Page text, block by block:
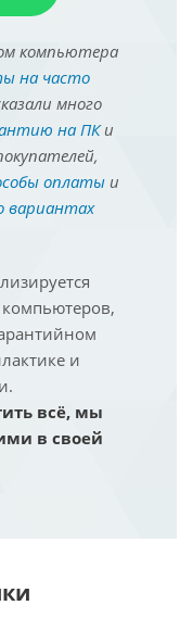
компьютера
на часто
много
на ПКи
оплатыи
вариантах
и
всё, мы
в своей